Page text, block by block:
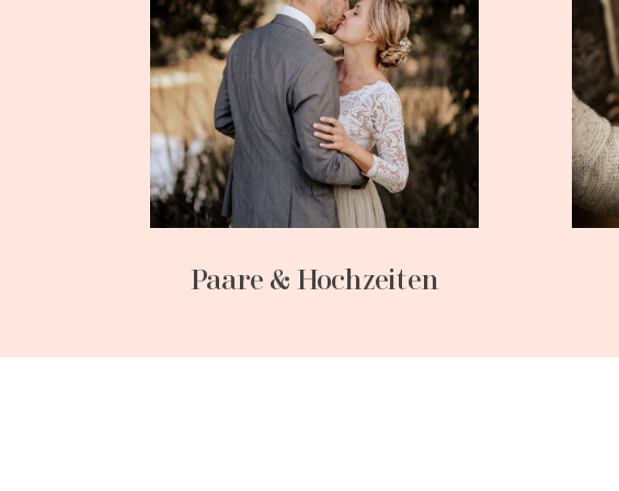
Paare & Hochzeiten